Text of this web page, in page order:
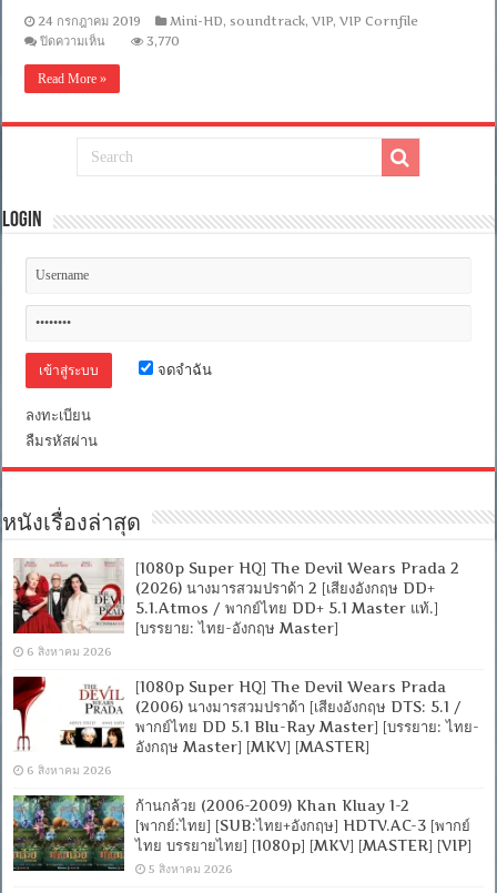
24 กรกฎาคม 2019 Mini-HD, soundtrack,VIP,VIP Cornfile
ปิดความเห็น
1080P]
Perfection
มือ
อังกฤษ
5.1]
อังกฤษ
ซับ
3,770
Read More »
Login
จดจำฉัน
ลงทะเบียน
ลืมรหัสผ่าน
หนังเรื่องล่าสุด
[1080p Super HQ] The Devil Wears Prada 2
(2026) นางมารสวมปราด้า 2 [เสียงอังกฤษ DD+
5.1.Atmos / พากย์ไทย DD+ 5.1 Master แท้.]
[บรรยาย: ไทย-อังกฤษ Master]
6 สิงหาคม 2026
[1080p Super HQ] The Devil Wears Prada
(2006) นางมารสวมปราด้า [เสียงอังกฤษ DTS: 5.1 /
พากย์ไทย DD 5.1 Blu-Ray Master] [บรรยาย: ไทย-
อังกฤษ Master] [MKV] [MASTER]
6 สิงหาคม 2026
ก้านกล้วย (2006-2009) Khan Kluay 1-2
[พากย์:ไทย] [SUB:ไทย+อังกฤษ] HDTV.AC-3 [พากย์
ไทย บรรยายไทย] [1080p] [MKV] [MASTER] [VIP]
5 สิงหาคม 2026